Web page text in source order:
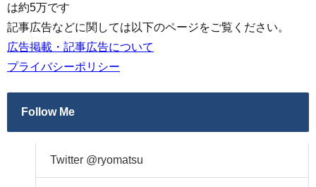
は約5万です
記事広告などに関しては以下のページをご覧ください。
広告掲載・記事広告について
プライバシーポリシー
Follow Me
Twitter @ryomatsu